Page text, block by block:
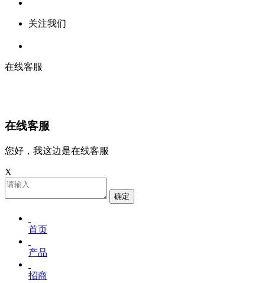
关注我们
在线客服
在线客服
您好，我这边是在线客服
X
确定
首页
产品
招商